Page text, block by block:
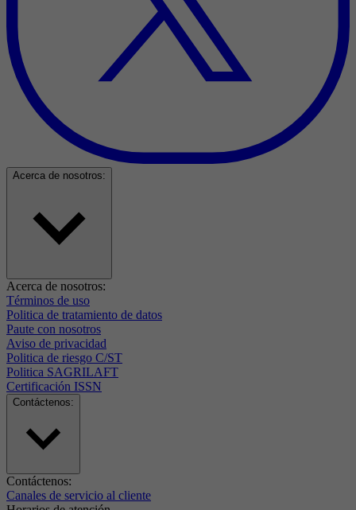
Acerca de nosotros:
Acerca de nosotros:
Términos de uso
Politica de tratamiento de datos
Paute con nosotros
Aviso de privacidad
Politica de riesgo C/ST
Politica SAGRILAFT
Certificación ISSN
Contáctenos:
Contáctenos:
Canales de servicio al cliente